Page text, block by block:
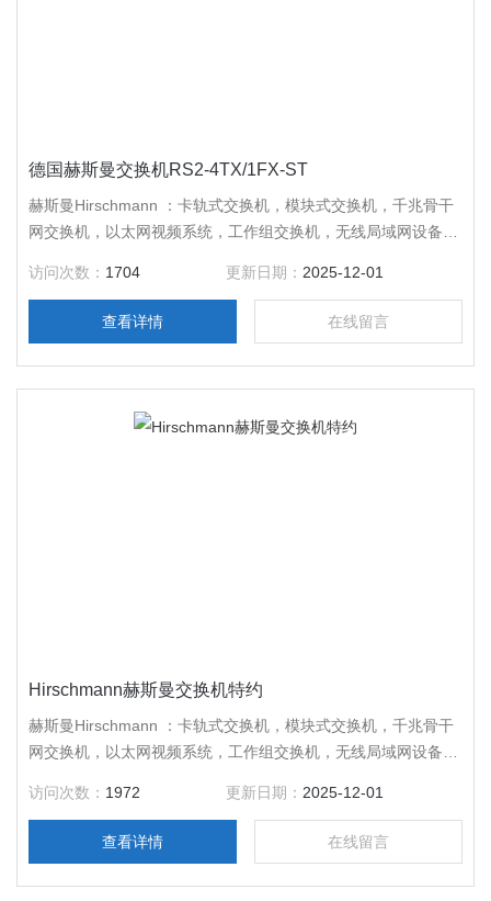
德国赫斯曼交换机RS2-4TX/1FX-ST
赫斯曼Hirschmann ：卡轨式交换机，模块式交换机，千兆骨干
网交换机，以太网视频系统，工作组交换机，无线局域网设备，
*，咨询。
访问次数： 1704 更新日期： 2025-12-01
查看详情 在线留言
Hirschmann赫斯曼交换机特约
赫斯曼Hirschmann ：卡轨式交换机，模块式交换机，千兆骨干
网交换机，以太网视频系统，工作组交换机，无线局域网设备，
*，咨询。
访问次数： 1972 更新日期： 2025-12-01
查看详情 在线留言